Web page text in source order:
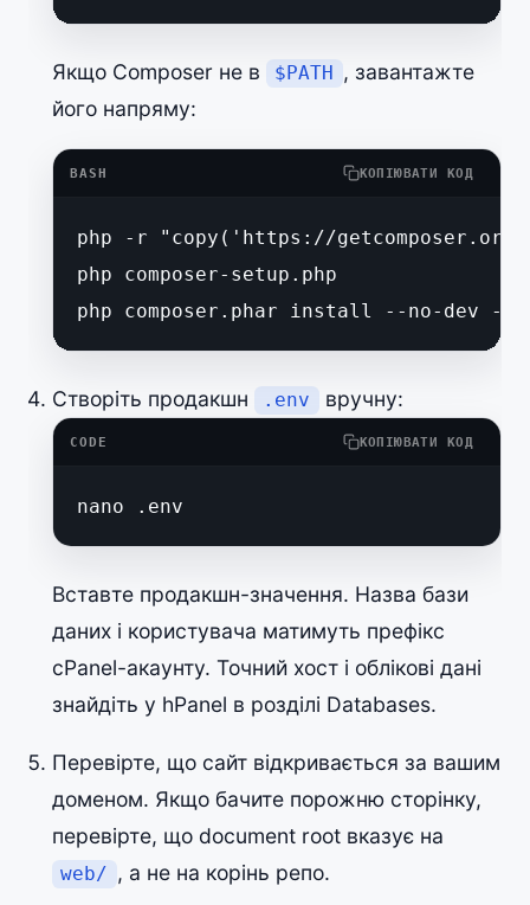
Якщо Composer не в $PATH
, завантажте
його напряму:
BASH КОПІЮВАТИ КОД
php -r "copy('https://
php composer-setup.php
php composer.phar install --no-dev --
Створіть продакшн .env вручну:
CODE КОПІЮВАТИ КОД
nano .env
Вставте продакшн-значення. Назва бази
даних і користувача матимуть префікс
cPanel-акаунту. Точний хост і облікові дані
знайдіть у hPanel в розділі Databases.
Перевірте, що сайт відкривається за вашим
доменом. Якщо бачите порожню сторінку,
перевірте, що document root вказує на
web/ , а не на корінь репо.